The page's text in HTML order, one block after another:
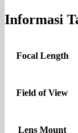
Informasi
Focal Length
Field of View
Lens Mount